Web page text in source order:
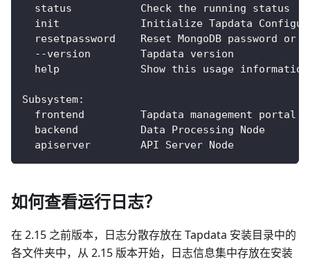
  status           Check the running status
init             Initialize Tapdata
resetpassword    Reset MongoDB password or
  --version        Tapdata version
  help             Show this usage information
Subsystem:
  frontend         Tapdata management portal
  backend          Data Processing Node
  apiserver        API Server Node
如何查看运行日志？
在 2.15 之前版本，日志分散存放在 Tapdata 安装目录中的
各文件夹中，从 2.15 版本开始，日志信息集中存放在安装